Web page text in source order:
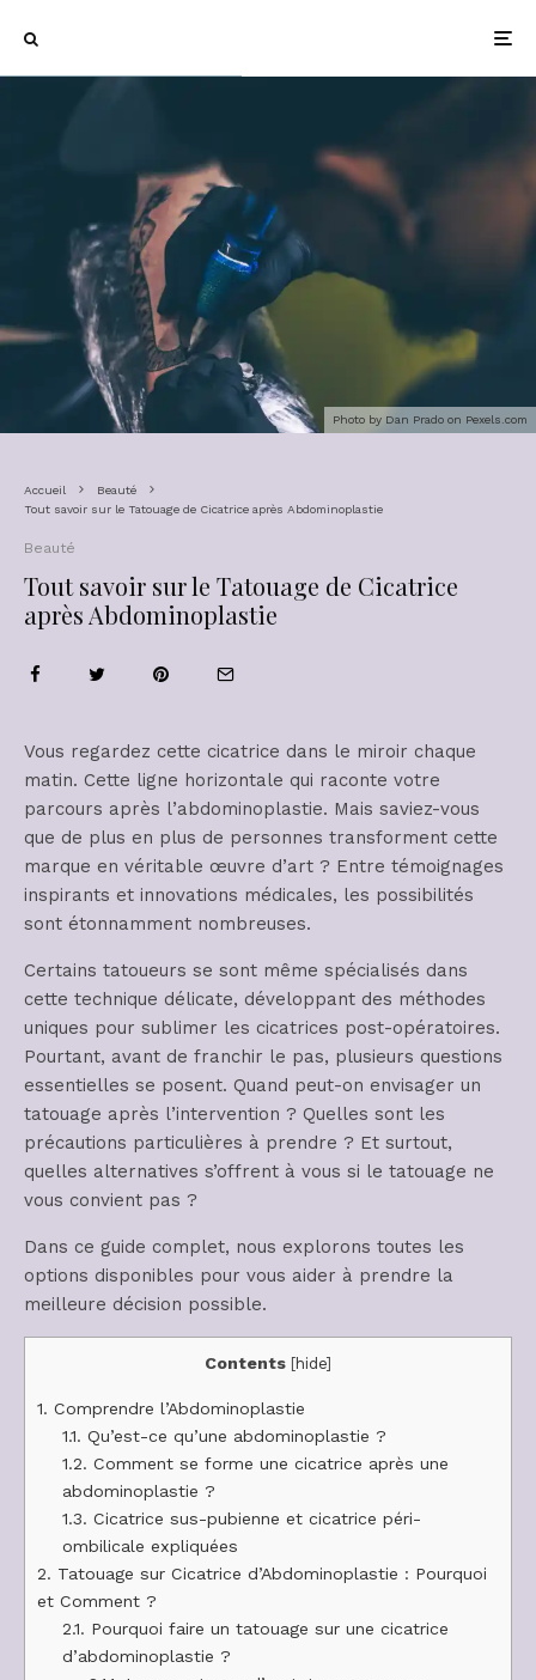
Photo by Dan Prado on Pexels.com
Accueil
Beauté
Tout savoir sur le Tatouage de Cicatrice après Abdominoplastie
Beauté
Tout savoir sur le Tatouage de Cicatrice
après Abdominoplastie
Vous regardez cette cicatrice dans le miroir chaque
matin. Cette ligne horizontale qui raconte votre
parcours après l’abdominoplastie. Mais saviez-vous
que de plus en plus de personnes transforment cette
marque en véritable œuvre d’art ? Entre témoignages
inspirants et innovations médicales, les possibilités
sont étonnamment nombreuses.
Certains tatoueurs se sont même spécialisés dans
cette technique délicate, développant des méthodes
uniques pour sublimer les cicatrices post-opératoires.
Pourtant, avant de franchir le pas, plusieurs questions
essentielles se posent. Quand peut-on envisager un
tatouage après l’intervention ? Quelles sont les
précautions particulières à prendre ? Et surtout,
quelles alternatives s’offrent à vous si le tatouage ne
vous convient pas ?
Dans ce guide complet, nous explorons toutes les
options disponibles pour vous aider à prendre la
meilleure décision possible.
Contents [hide]
1. Comprendre l’Abdominoplastie
1.1. Qu’est-ce qu’une abdominoplastie ?
1.2. Comment se forme une cicatrice après une
abdominoplastie ?
1.3. Cicatrice sus-pubienne et cicatrice péri-
ombilicale expliquées
2. Tatouage sur Cicatrice d’Abdominoplastie : Pourquoi
et Comment ?
2.1. Pourquoi faire un tatouage sur une cicatrice
d’abdominoplastie ?